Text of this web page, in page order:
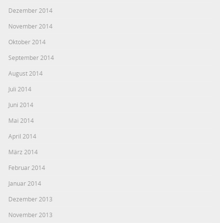
Dezember 2014
November 2014
Oktober 2014
September 2014
August 2014
Juli 2014
Juni 2014
Mai 2014
April 2014
März 2014
Februar 2014
Januar 2014
Dezember 2013
November 2013